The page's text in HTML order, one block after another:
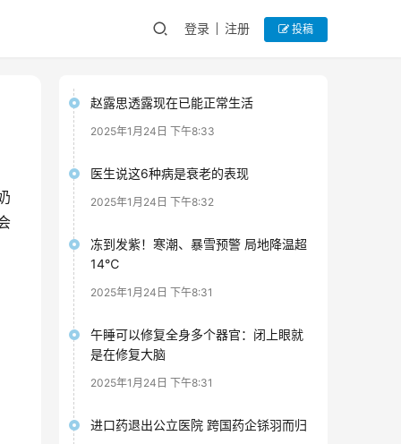
登录 注册 投稿
赵露思透露现在已能正常生活
2025年1月24日 下午8:33
医生说这6种病是衰老的表现
2025年1月24日 下午8:32
冻到发紫！寒潮、暴雪预警 局地降温超
14℃
2025年1月24日 下午8:31
午睡可以修复全身多个器官：闭上眼就
是在修复大脑
2025年1月24日 下午8:31
进口药退出公立医院 跨国药企铩羽而归